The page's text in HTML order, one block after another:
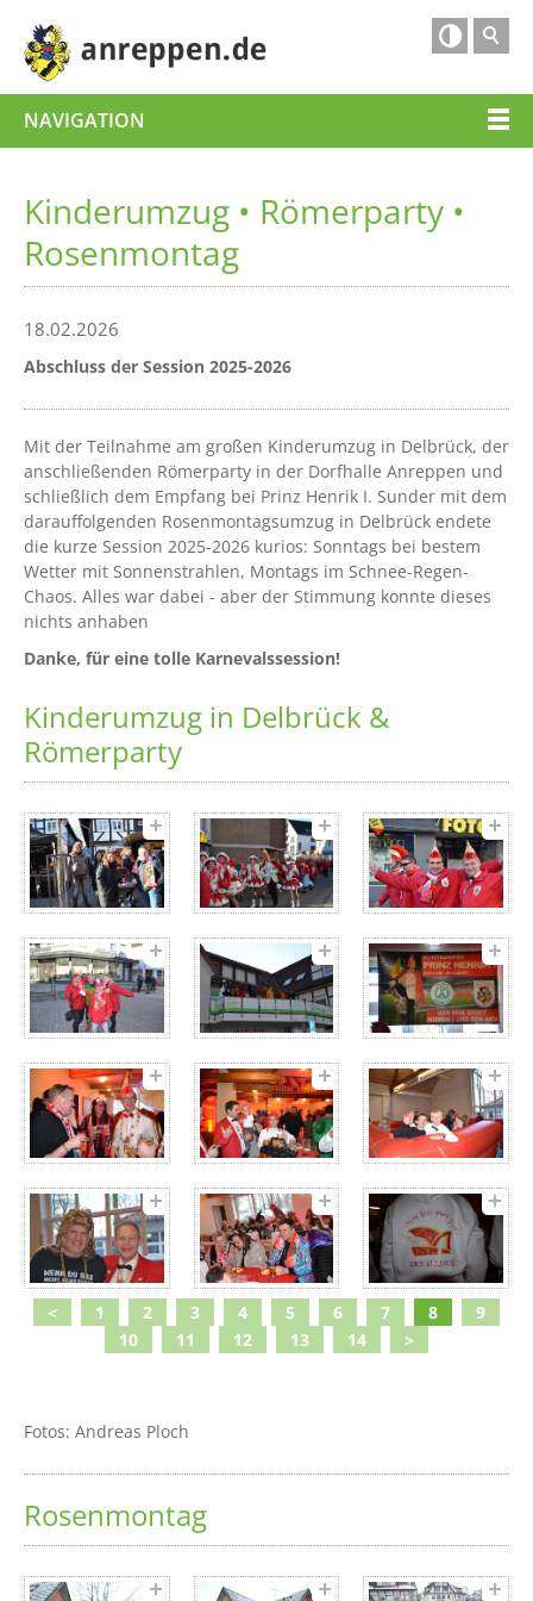

NAVIGATION
Kinderumzug • Römerparty •
Rosenmontag
18.02.2026
Abschluss der Session 2025-2026
Mit der Teilnahme am großen Kinderumzug in Delbrück, der
anschließenden Römerparty in der Dorfhalle Anreppen und
schließlich dem Empfang bei Prinz Henrik I. Sunder mit dem
darauffolgenden Rosenmontagsumzug in Delbrück endete
die kurze Session 2025-2026 kurios: Sonntags bei bestem
Wetter mit Sonnenstrahlen, Montags im Schnee-Regen-
Chaos. Alles war dabei - aber der Stimmung konnte dieses
nichts anhaben
Danke, für eine tolle Karnevalssession!
Kinderumzug in Delbrück &
Römerparty
< 1 2 3 4 5 6 7 8
9
10
11 12 13 14 >
Fotos: Andreas Ploch
Rosenmontag